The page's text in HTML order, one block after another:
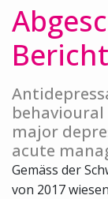
major
acute
Gemäss der
von 2017